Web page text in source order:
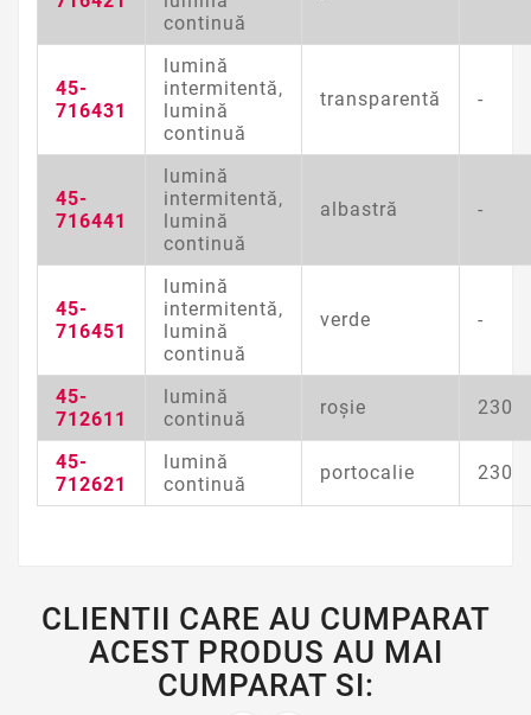
continuă
45-
716431
lumină
intermitentă,
lumină
continuă
transparentă -
45-
716441
lumină
intermitentă,
lumină
continuă
albastră -
45-
716451
lumină
intermitentă,
lumină
continuă
verde -
45-
712611
lumină
continuă
roşie 230
45-
712621
lumină
continuă
portocalie 230
CLIENTII CARE AU CUMPARAT
ACEST PRODUS AU MAI
CUMPARAT SI: